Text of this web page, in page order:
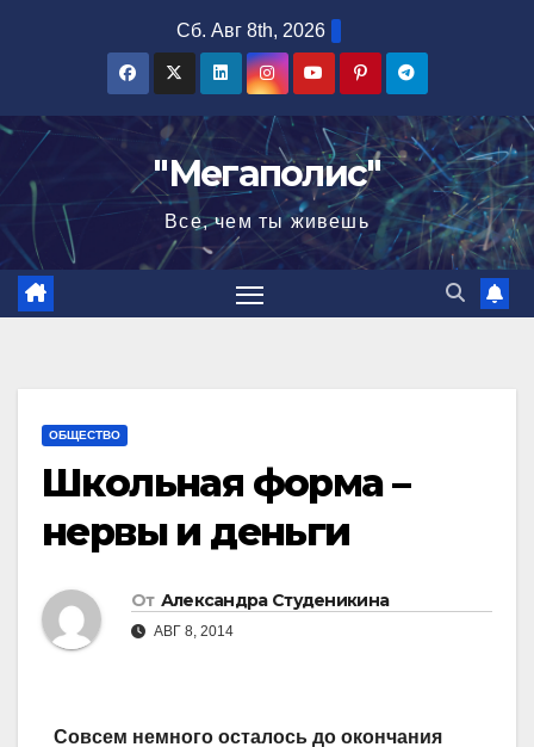
Сб. Авг 8th, 2026
"Мегаполис"
Все, чем ты живешь
ОБЩЕСТВО
Школьная форма –
нервы и деньги
От Александра Студеникина
АВГ 8, 2014
Совсем немного осталось до окончания